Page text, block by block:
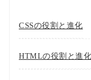
CSSの役割と進化
HTMLの役割と進化